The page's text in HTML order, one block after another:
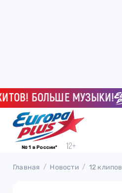
БОЛЬШЕ МУЗЫКИ!
№ 1 в России*
Главная Новости 12